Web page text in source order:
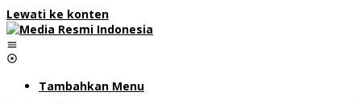
Lewati ke konten
Tambahkan Menu